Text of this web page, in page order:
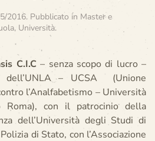
2016. Pubblicato in Master e
Università.
C.I.C – senza scopo di lucro –
dell’UNLA – UCSA (Unione
l’Analfabetismo – Università
Roma), con il patrocinio della
dell’Università degli Studi di
di Stato, con l’Associazione